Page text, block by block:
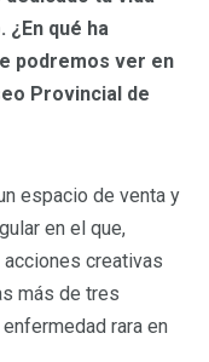
qué ha
podremos ver en
Provincial de
espacio de venta y
en el que,
creativas
más de tres
rara en